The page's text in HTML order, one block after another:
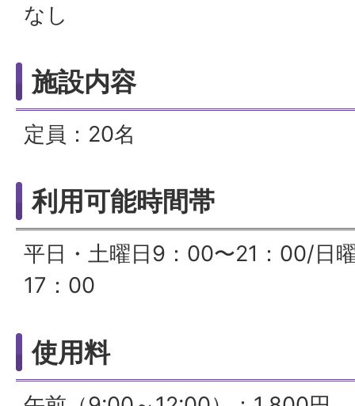
なし
施設内容
定員：20名
利用可能時間帯
平日・土曜日9：00〜21：00/日
17：00
使用料